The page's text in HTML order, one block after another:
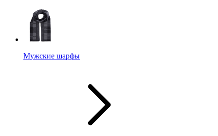
Мужские шарфы